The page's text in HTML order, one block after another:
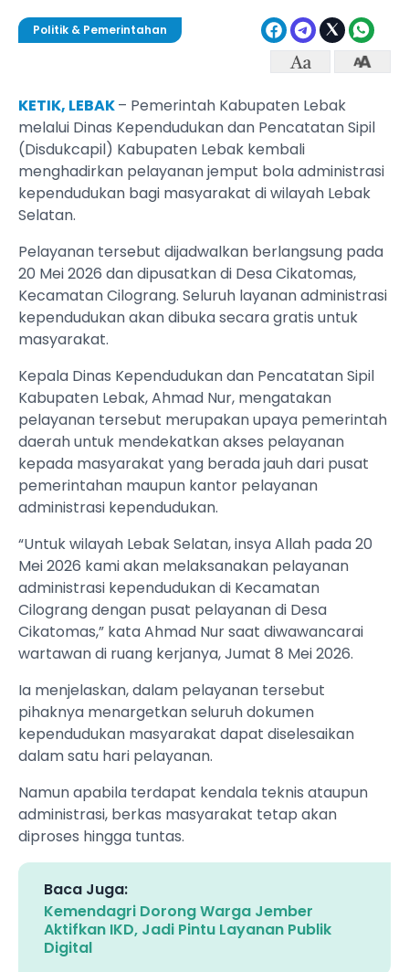
Politik & Pemerintahan
KETIK, LEBAK– Pemerintah Kabupaten Lebak
melalui Dinas Kependudukan dan Pencatatan Sipil
(Disdukcapil) Kabupaten Lebak kembali
menghadirkan pelayanan jemput bola administrasi
kependudukan bagi masyarakat di wilayah Lebak
Selatan.
Pelayanan tersebut dijadwalkan berlangsung pada
20 Mei 2026 dan dipusatkan di Desa Cikatomas,
Kecamatan Cilograng. Seluruh layanan administrasi
kependudukan akan dibuka secara gratis untuk
masyarakat.
Kepala Dinas Kependudukan dan Pencatatan Sipil
Kabupaten Lebak, Ahmad Nur, mengatakan
pelayanan tersebut merupakan upaya pemerintah
daerah untuk mendekatkan akses pelayanan
kepada masyarakat yang berada jauh dari pusat
pemerintahan maupun kantor pelayanan
administrasi kependudukan.
“Untuk wilayah Lebak Selatan, insya Allah pada 20
Mei 2026 kami akan melaksanakan pelayanan
administrasi kependudukan di Kecamatan
Cilograng dengan pusat pelayanan di Desa
Cikatomas,” kata Ahmad Nur saat diwawancarai
wartawan di ruang kerjanya, Jumat 8 Mei 2026.
Ia menjelaskan, dalam pelayanan tersebut
pihaknya menargetkan seluruh dokumen
kependudukan masyarakat dapat diselesaikan
dalam satu hari pelayanan.
Namun apabila terdapat kendala teknis ataupun
administrasi, berkas masyarakat tetap akan
diproses hingga tuntas.
Baca Juga:
Kemendagri Dorong Warga Jember
Aktifkan IKD, Jadi Pintu Layanan Publik
Digital